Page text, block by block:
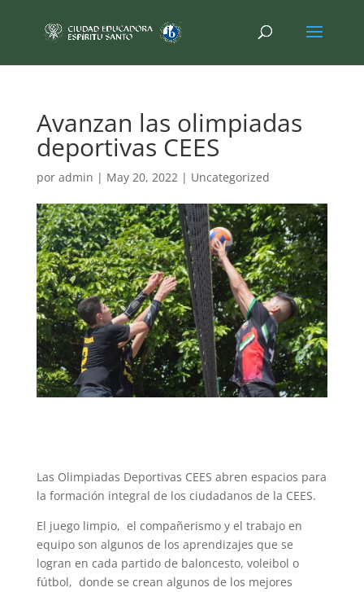
Avanzan las olimpiadas
deportivas CEES
por admin | May 20, 2022| Uncategorized
Las Olimpiadas Deportivas CEES abren espacios para
la formación integral de los ciudadanos de la CEES.
El juego limpio, el compañerismo y el trabajo en
equipo son algunos de los aprendizajes que se
logran en cada partido de baloncesto, voleibol o
fútbol, donde se crean algunos de los mejores